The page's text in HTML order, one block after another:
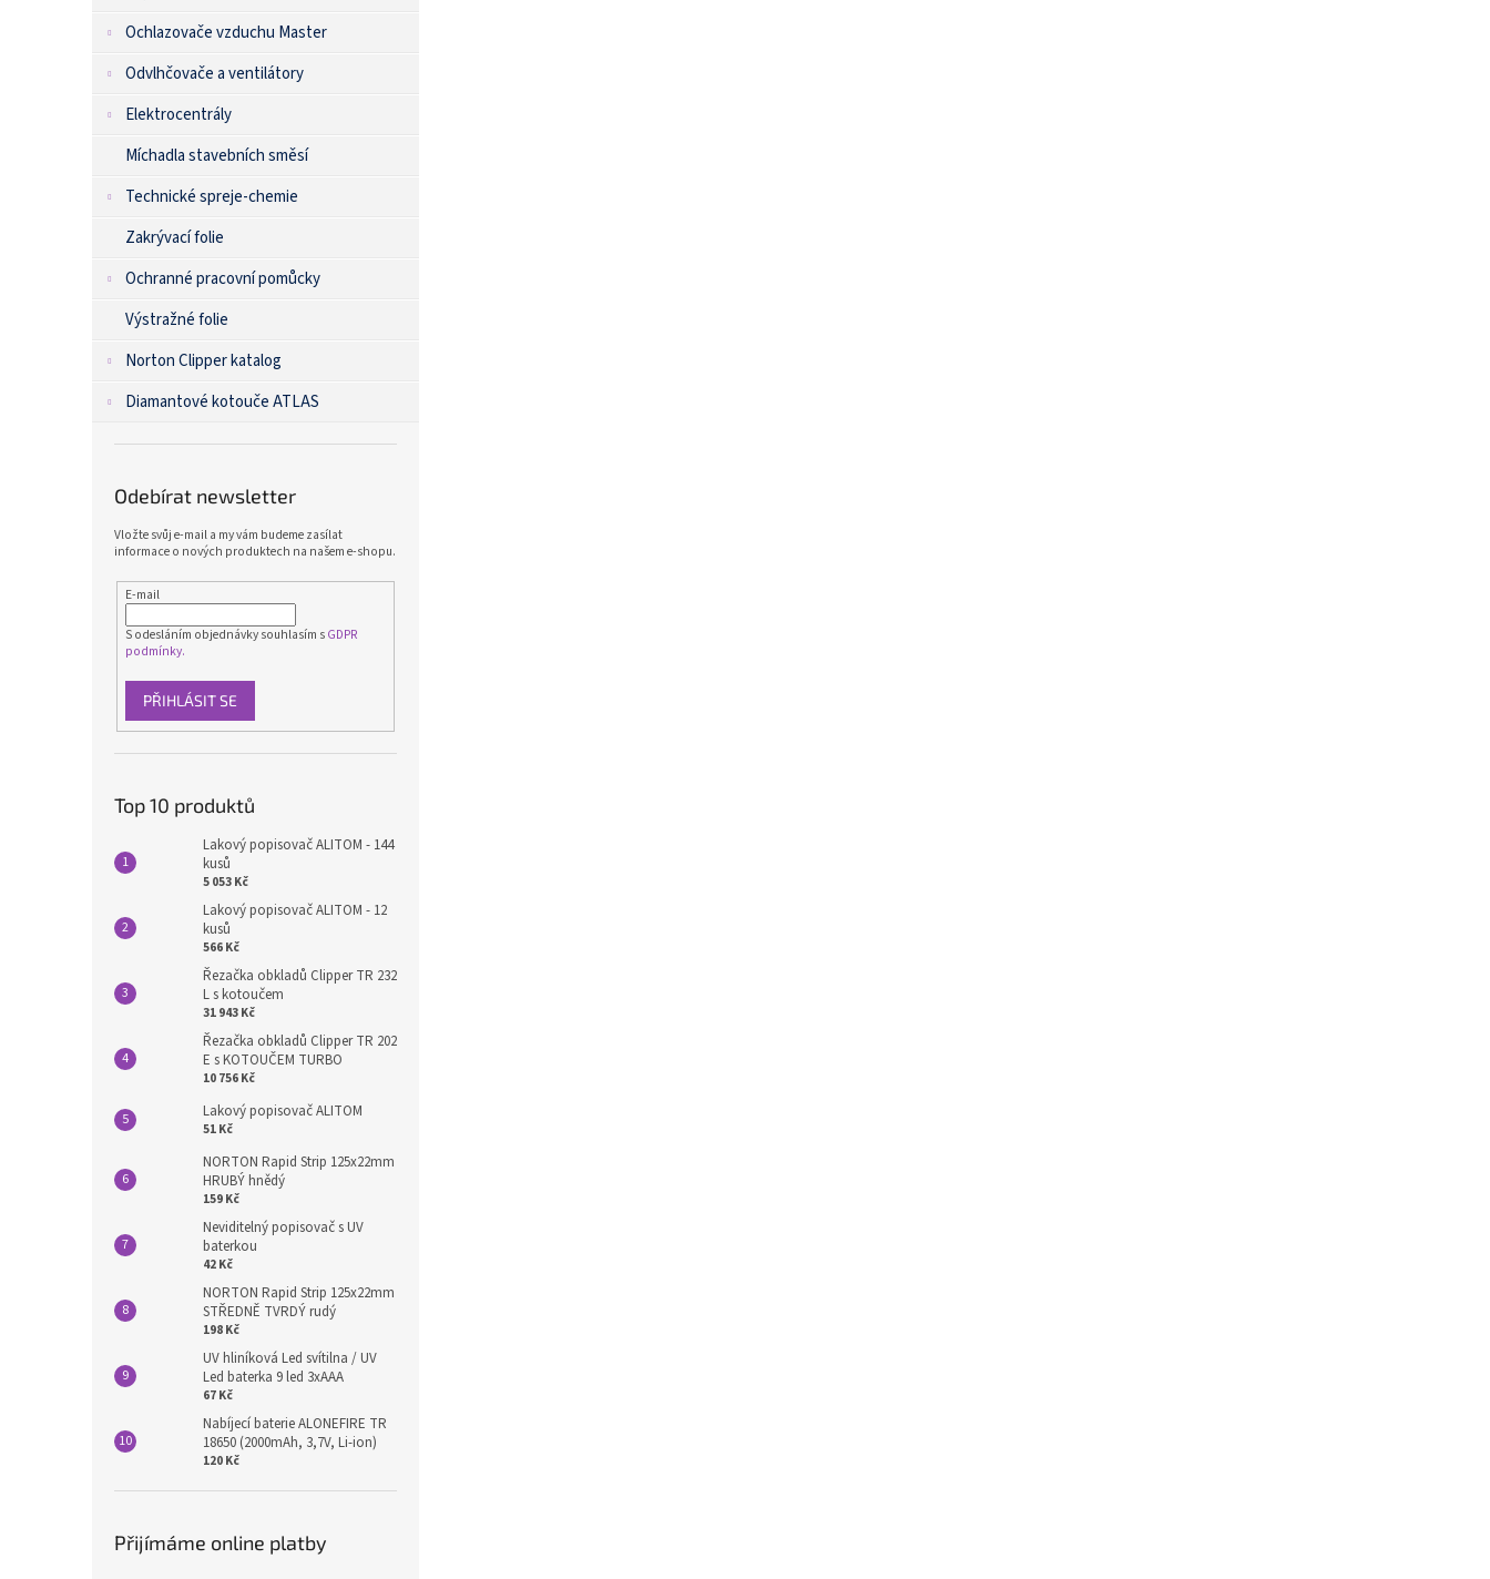
Ochlazovače vzduchu Master
Odvlhčovače a ventilátory
Elektrocentrály
Míchadla stavebních směsí
Technické spreje-chemie
Zakrývací folie
Ochranné pracovní pomůcky
Výstražné folie
Norton Clipper katalog
Diamantové kotouče ATLAS
Odebírat newsletter
Vložte svůj e-mail a my vám budeme zasílat
informace o nových produktech na našem e-shopu.
E-mail
S odesláním objednávky souhlasím sGDPR
podmínky.
PŘIHLÁSIT SE
Top 10 produktů
Lakový popisovač ALITOM - 144
kusů
5 053 Kč
Lakový popisovač ALITOM - 12
kusů
566 Kč
Řezačka obkladů Clipper TR 232
L s kotoučem
31 943 Kč
Řezačka obkladů Clipper TR 202
E s KOTOUČEM TURBO
10 756 Kč
Lakový popisovač ALITOM
51 Kč
NORTON Rapid Strip 125x22mm
HRUBÝ hnědý
159 Kč
Neviditelný popisovač s UV
baterkou
42 Kč
NORTON Rapid Strip 125x22mm
STŘEDNĚ TVRDÝ rudý
198 Kč
UV hliníková Led svítilna / UV
Led baterka 9 led 3xAAA
67 Kč
Nabíjecí baterie ALONEFIRE TR
18650 (2000mAh, 3,7V, Li-ion)
120 Kč
Přijímáme online platby